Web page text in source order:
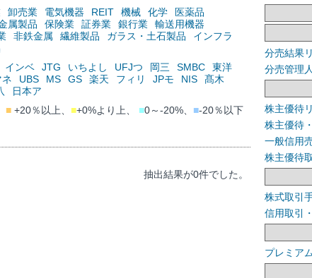
卸売業 電気機器 REIT 機械 化学
医薬品
属製品 保険業 証券業 銀行業
輸送用機器
非鉄金属 繊維製品 ガラス・土石製品
インフラ
インベ JTG いちよし UFJつ 岡三 SMBC
東洋
ネ UBS MS GS 楽天 フィリ JPモ NIS
髙木
日本ア
■+20％以上、 ■+0%より上、 ■0～-20%、 ■-20％以下
抽出結果が0件でした。
分売結果
分売管理
株主優待
株主優待
一般信用
株主優待
株式取引
信用取引
プレミア